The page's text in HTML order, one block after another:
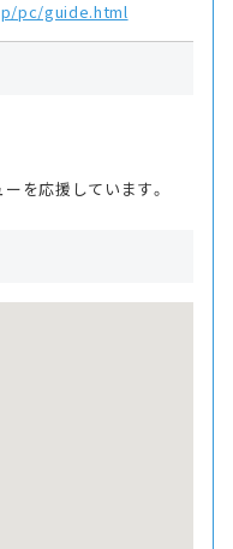
pc/guide.html
を応援しています。